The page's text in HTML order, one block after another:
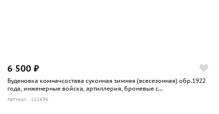
6 500 ₽
Буденовка комначсостава суконная зимняя (всесезонная) обр.1922
года, инженерные войска, артиллерия, броневые с...
Артикул: 111696